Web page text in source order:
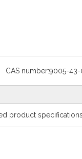
CAS number:9005-43-
product